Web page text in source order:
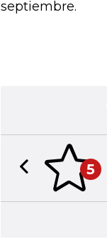
septiembre.
5
Previous slide